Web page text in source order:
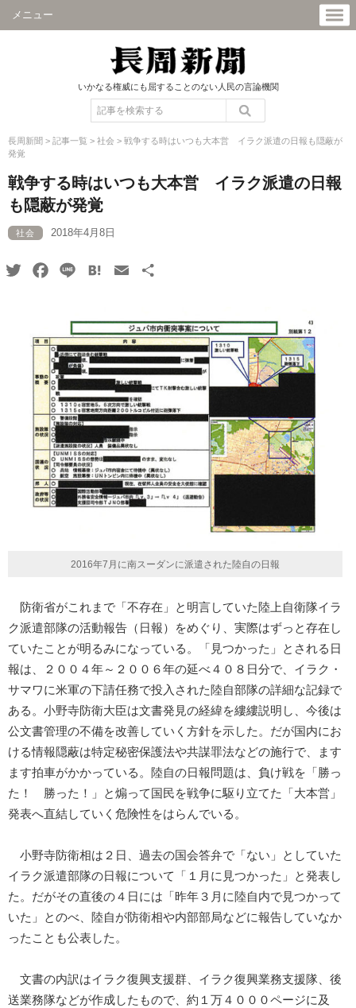
メニュー
いかなる権威にも屈することのない人民の言論機関
長周新聞 > 記事一覧 > 社会 > 戦争する時はいつも大本営 イラク派遣の日報も隠蔽が
発覚
戦争する時はいつも大本営 イラク派遣の日報
も隠蔽が発覚
社会 2018年4月8日
TwitterFacebook
Line HatenaEmail
2016年7月に南スーダンに派遣された陸自の日報
防衛省がこれまで「不存在」と明言していた陸上自衛隊イラ
ク派遣部隊の活動報告（日報）をめぐり、実際はずっと存在し
ていたことが明るみになっている。「見つかった」とされる日
報は、２００４年～２００６年の延べ４０８日分で、イラク・
サマワに米軍の下請任務で投入された陸自部隊の詳細な記録で
ある。小野寺防衛大臣は文書発見の経緯を縷縷説明し、今後は
公文書管理の不備を改善していく方針を示した。だが国内にお
ける情報隠蔽は特定秘密保護法や共謀罪法などの施行で、ます
ます拍車がかかっている。陸自の日報問題は、負け戦を「勝っ
た！ 勝った！」と煽って国民を戦争に駆り立てた「大本営」
発表へ直結していく危険性をはらんでいる。
小野寺防衛相は２日、過去の国会答弁で「ない」としていた
イラク派遣部隊の日報について「１月に見つかった」と発表し
た。だがその直後の４日には「昨年３月に陸自内で見つかって
いた」とのべ、陸自が防衛相や内部部局などに報告していなか
ったことも公表した。
文書の内訳はイラク復興支援群、イラク復興業務支援隊、後
送業務隊などが作成したもので、約１万４０００ページに及